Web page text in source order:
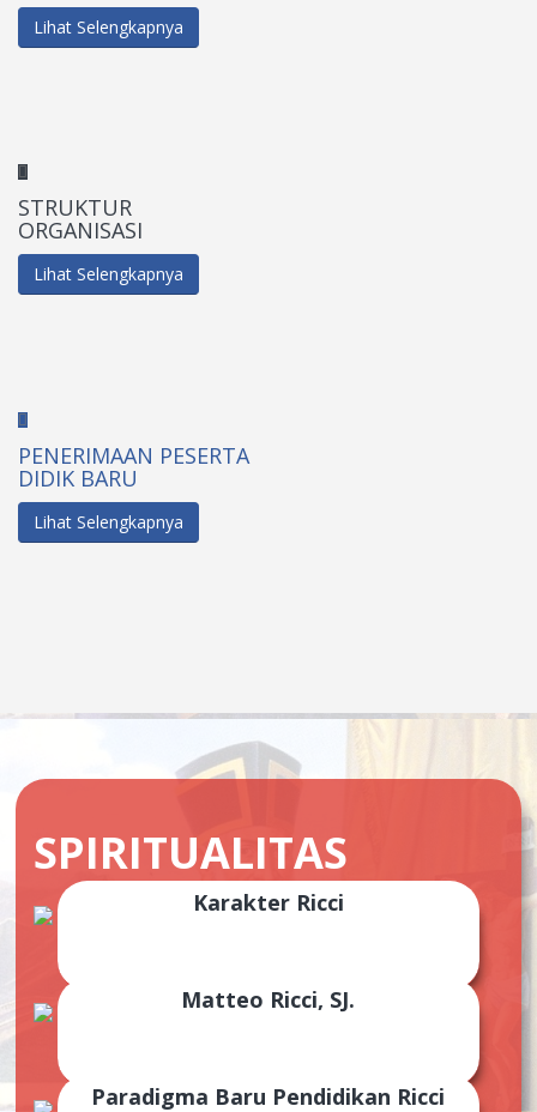
Lihat Selengkapnya
STRUKTUR
ORGANISASI
Lihat Selengkapnya
PENERIMAAN PESERTA
DIDIK BARU
Lihat Selengkapnya
SPIRITUALITAS
Karakter Ricci
Matteo Ricci, SJ.
Paradigma Baru Pendidikan Ricci